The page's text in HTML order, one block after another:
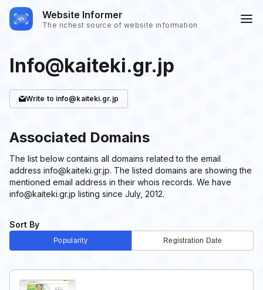
Website Informer
The richest source of website information
Info@kaiteki.gr.jp
Write to info@kaiteki.gr.jp
Sort By
Popularity Registration Date
Associated Domains
The list below contains all domains related to the email
address info@kaiteki.gr.jp. The listed domains are showing the
mentioned email address in their whois records. We have
info@kaiteki.gr.jp listing since July, 2012.